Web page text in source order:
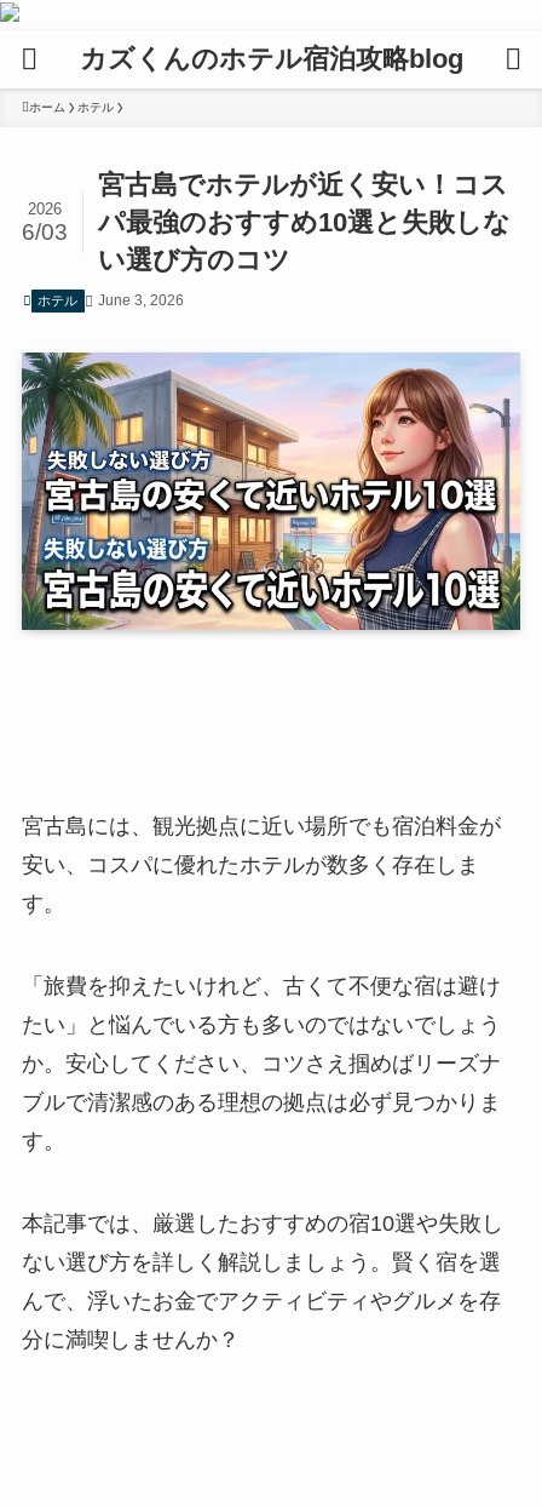
カズくんのホテル宿泊攻略blog
ホーム ホテル
宮古島でホテルが近く安い！コス
パ最強のおすすめ10選と失敗しな
い選び方のコツ
2026
6/03
ホテル June 3, 2026
宮古島には、観光拠点に近い場所でも宿泊料金が
安い、コスパに優れたホテルが数多く存在しま
す。
「旅費を抑えたいけれど、古くて不便な宿は避け
たい」と悩んでいる方も多いのではないでしょう
か。安心してください、コツさえ掴めばリーズナ
ブルで清潔感のある理想の拠点は必ず見つかりま
す。
本記事では、厳選したおすすめの宿10選や失敗し
ない選び方を詳しく解説しましょう。賢く宿を選
んで、浮いたお金でアクティビティやグルメを存
分に満喫しませんか？